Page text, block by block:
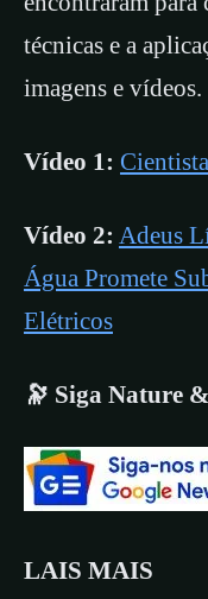
técnicas e a
imagens e vídeos.
Vídeo 1:
Vídeo 2: Adeus
Água Promete
Elétricos
🔭 Siga Nature
LAIS MAIS